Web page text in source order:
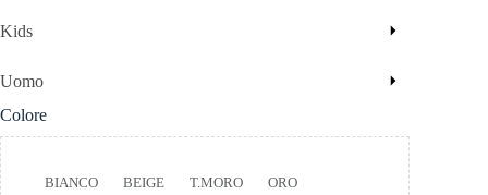
Kids
Uomo
Colore
Colore
BIANCO BEIGE T.MORO
ORO